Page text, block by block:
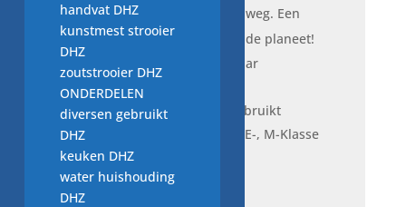
geliefde Benz veilig op de weg. Een
slimme keuze voor jou en de planeet!
Type:
Remlichtschakelaar
(A0015456709)
Conditie:Nieuw / Ongebruikt
O.a. C-, E-, M-Klasse
(check je nummer!)
handvat DHZ
kunstmest strooier
DHZ
zoutstrooier DHZ
ONDERDELEN
diversen gebruikt
DHZ
keuken DHZ
water huishouding
DHZ